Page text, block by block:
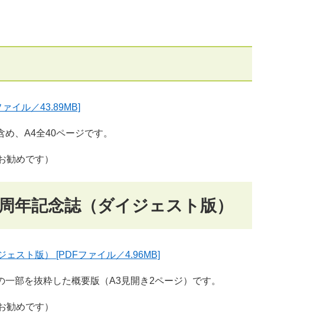
イル／43.89MB]
、A4全40ページです。
勧めです）
年記念誌（ダイジェスト版）
ェスト版） [PDFファイル／4.96MB]
部を抜粋した概要版（A3見開き2ページ）です。
勧めです）